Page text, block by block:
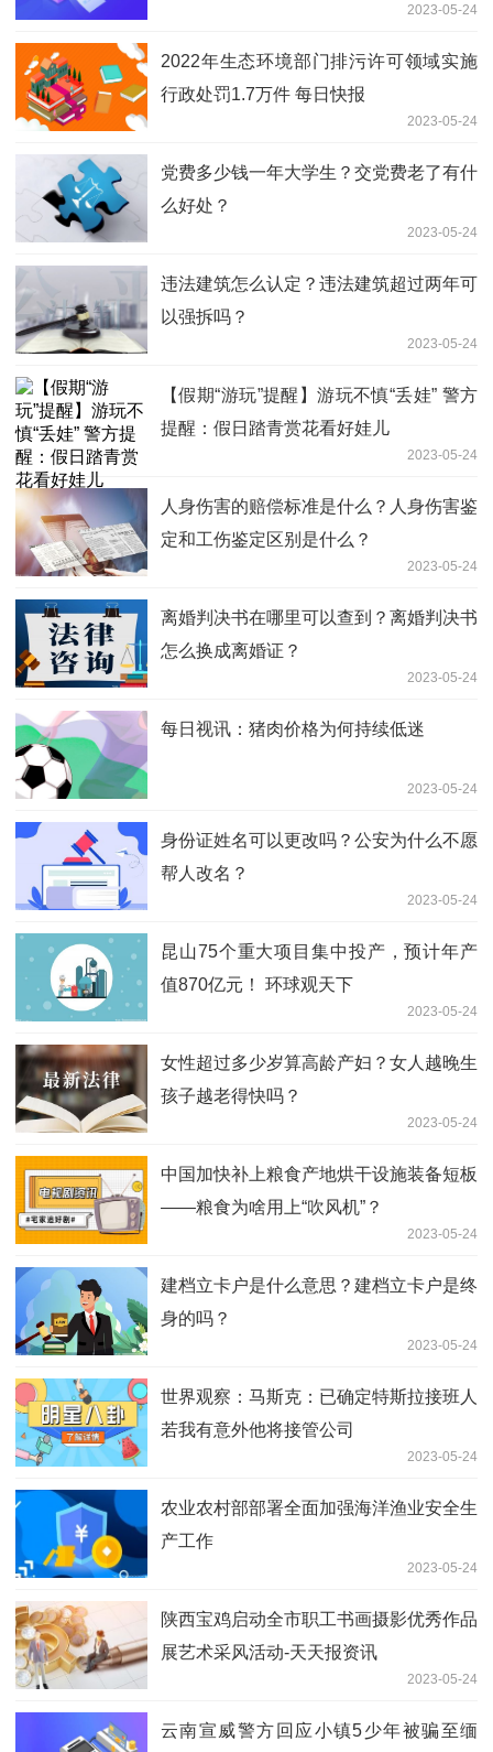
2023-05-24
2022年生态环境部门排污许可领域实施
行政处罚1.7万件 每日快报
2023-05-24
党费多少钱一年大学生？交党费老了有什
么好处？
2023-05-24
违法建筑怎么认定？违法建筑超过两年可
以强拆吗？
2023-05-24
【假期“游玩”提醒】游玩不慎“丢娃” 警方
提醒：假日踏青赏花看好娃儿
2023-05-24
人身伤害的赔偿标准是什么？人身伤害鉴
定和工伤鉴定区别是什么？
2023-05-24
离婚判决书在哪里可以查到？离婚判决书
怎么换成离婚证？
2023-05-24
每日视讯：猪肉价格为何持续低迷
2023-05-24
身份证姓名可以更改吗？公安为什么不愿
帮人改名？
2023-05-24
昆山75个重大项目集中投产，预计年产
值870亿元！ 环球观天下
2023-05-24
女性超过多少岁算高龄产妇？女人越晚生
孩子越老得快吗？
2023-05-24
中国加快补上粮食产地烘干设施装备短板
——粮食为啥用上“吹风机”？
2023-05-24
建档立卡户是什么意思？建档立卡户是终
身的吗？
2023-05-24
世界观察：马斯克：已确定特斯拉接班人
若我有意外他将接管公司
2023-05-24
农业农村部部署全面加强海洋渔业安全生
产工作
2023-05-24
陕西宝鸡启动全市职工书画摄影优秀作品
展艺术采风活动-天天报资讯
2023-05-24
云南宣威警方回应小镇5少年被骗至缅